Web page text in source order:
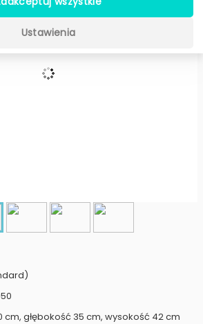
cm, głębokość 35 cm, wysokość 42 cm
Ustawienia